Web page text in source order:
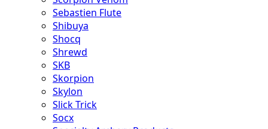
Sebastien Flute
Shibuya
Shocq
Shrewd
SKB
Skorpion
Skylon
Slick Trick
Socx